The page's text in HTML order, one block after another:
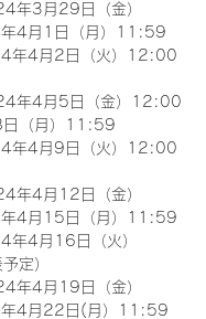
年3月29日（金）
4月1日（月）11:59
年4月2日（火）12:00
年4月5日（金）12:00
（月）11:59
年4月9日（火）12:00
年4月12日（金）
4月15日（月）11:59
年4月16日（火）
定）
年4月19日（金）
4月22日(月）11:59